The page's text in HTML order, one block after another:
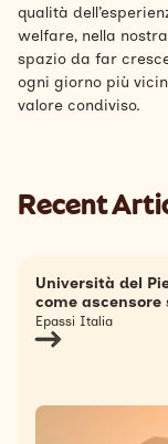
qualità
welfare, nella
spazio da far
ogni giorno più
valore condiviso.
Recent
Università del
come ascensore
Epassi Italia